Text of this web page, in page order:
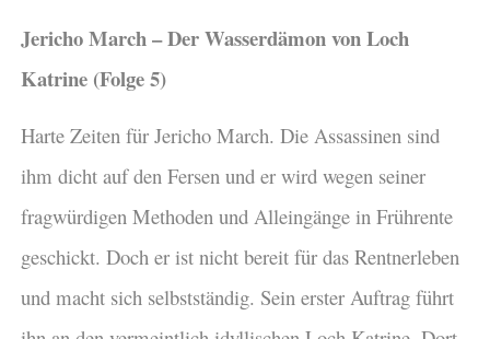
Jericho March – Der Wasserdämon von Loch
Katrine (Folge 5)
Harte Zeiten für Jericho March. Die Assassinen sind
ihm dicht auf den Fersen und er wird wegen seiner
fragwürdigen Methoden und Alleingänge in Frührente
geschickt. Doch er ist nicht bereit für das Rentnerleben
und macht sich selbstständig. Sein erster Auftrag führt